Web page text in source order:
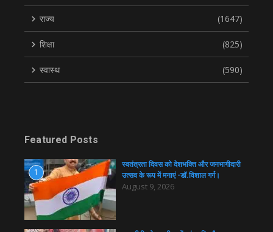
राज्य (1647)
शिक्षा (825)
स्वास्थ (590)
Featured Posts
1
स्वतंत्रता दिवस को देशभक्ति और जनभागीदारी
उत्सव के रूप में मनाएं -डॉ.विशाल गर्ग।
August 9, 2026